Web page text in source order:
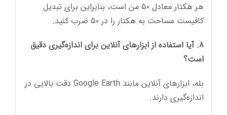
هر هکتار معادل ۵۰ من است، بنابراین برای تبدیل
کافیست مساحت به هکتار را در ۵۰ ضرب کنید.
8. آیا استفاده از ابزارهای آنلاین برای اندازه‌گیری دقیق
است؟
بله، ابزارهای آنلاین مانند Google Earth دقت بالایی در
اندازه‌گیری دارند.